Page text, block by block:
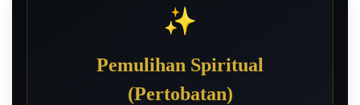
✨
Pemulihan Spiritual
(Pertobatan)